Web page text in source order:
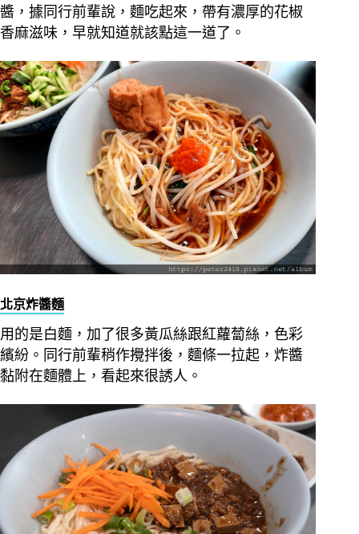
醬，據同行前輩說，麵吃起來，帶有濃厚的花椒
香麻滋味，早就知道就該點這一道了。
北京炸醬麵
用的是白麵，加了很多黃瓜絲跟紅蘿蔔絲，色彩
繽紛。同行前輩稍作攪拌後，麵條一拉起，炸醬
黏附在麵體上，看起來很誘人。